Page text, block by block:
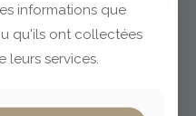
informations que
qu'ils ont collectées
leurs services.